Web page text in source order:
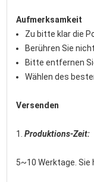
Aufmerksamkeit
Zu bitte klar die
Berühren Sie
Bitte entfernen
Wählen des
Versenden
1. Produktions-Zeit:
5~10 Werktage.